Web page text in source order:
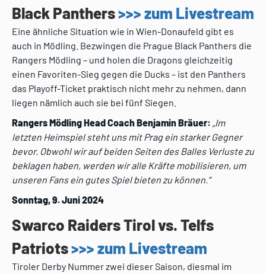
Black Panthers>>> zum Livestream
Eine ähnliche Situation wie in Wien-Donaufeld gibt es
auch in Mödling. Bezwingen die Prague Black Panthers die
Rangers Mödling – und holen die Dragons gleichzeitig
einen Favoriten-Sieg gegen die Ducks – ist den Panthers
das Playoff-Ticket praktisch nicht mehr zu nehmen, dann
liegen nämlich auch sie bei fünf Siegen.
Rangers Mödling Head Coach Benjamin Bräuer: „Im
letzten Heimspiel steht uns mit Prag ein starker Gegner
bevor. Obwohl wir auf beiden Seiten des Balles Verluste zu
beklagen haben, werden wir alle Kräfte mobilisieren, um
unseren Fans ein gutes Spiel bieten zu können.“
Sonntag, 9. Juni 2024
Swarco Raiders Tirol vs. Telfs
Patriots>>> zum Livestream
Tiroler Derby Nummer zwei dieser Saison, diesmal im